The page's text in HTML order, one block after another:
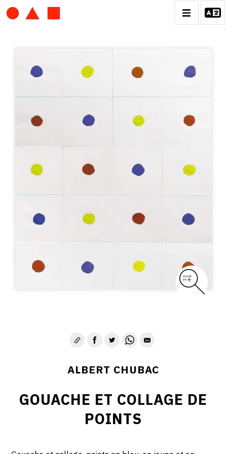
BIOGRAPHIE
ALBERT CHUBAC
GOUACHE ET COLLAGE DE
POINTS